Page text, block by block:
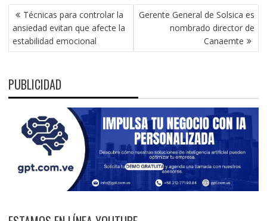
NAVEGACIÓN
DE
ENTRADAS
Técnicas para controlar la
ansiedad evitan que afecte la
estabilidad emocional
Gerente General de Solsica es
nombrado director de
Canaemte
PUBLICIDAD